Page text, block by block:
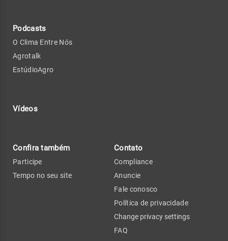
Podcasts
O Clima Entre Nós
Agrotalk
EstúdioAgro
Vídeos
Confira também
Participe
Tempo no seu site
Contato
Compliance
Anuncie
Fale conosco
Política de privacidade
Change privacy settings
FAQ